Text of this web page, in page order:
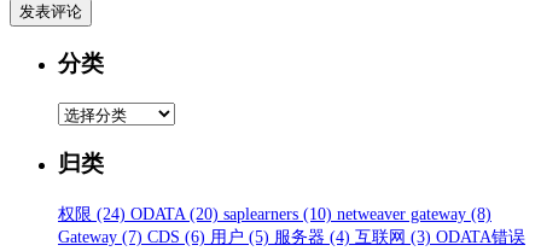
分类
分
归类
权限 (24) ODATA (20) saplearners (10) netweaver gateway (8)
Gateway (7) CDS (6) 用户 (5) 服务器 (4) 互联网 (3) ODATA错误